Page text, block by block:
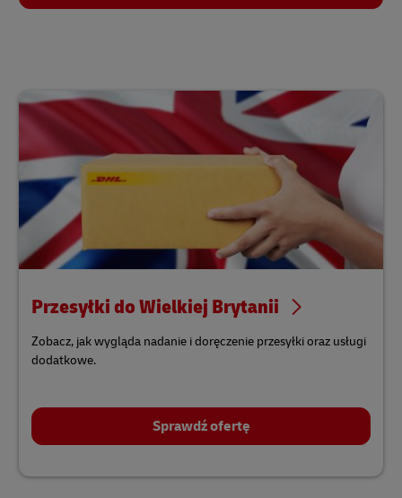
Przesyłki do Wielkiej Brytanii
Zobacz, jak wygląda nadanie i doręczenie przesyłki oraz usługi
dodatkowe.
Sprawdź ofertę